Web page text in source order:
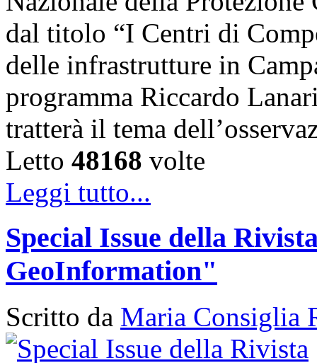
dal titolo “I Centri di
delle infrastrutture in
programma Riccardo
tratterà il tema
Letto 48168 volte
Leggi tutto...
Special Issue della
GeoInformation"
Scritto da Maria Consiglia